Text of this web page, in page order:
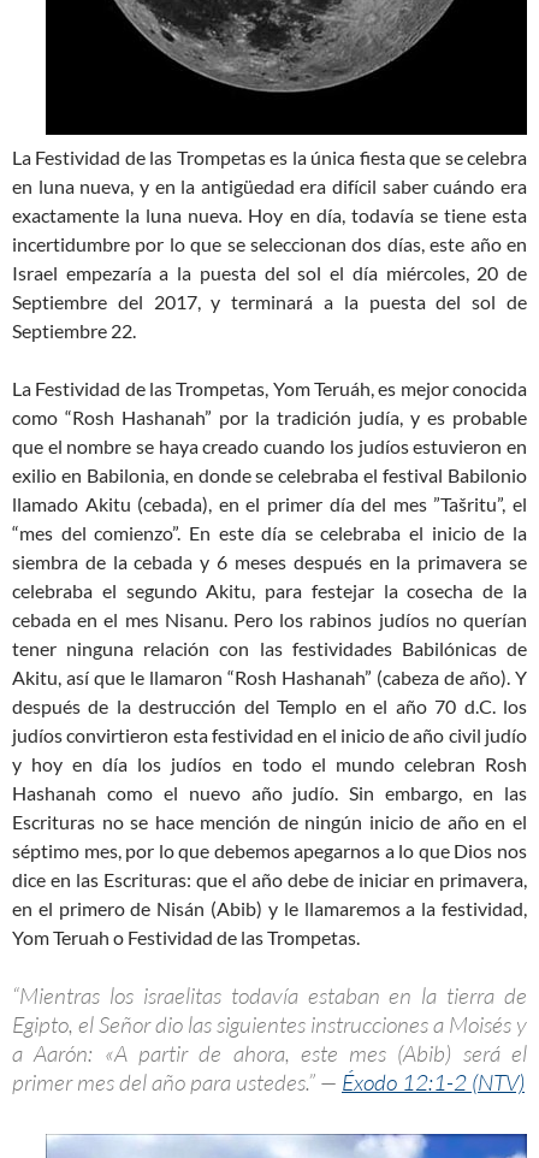
La Festividad de las Trompetas es la única fiesta que se celebra
en luna nueva, y en la antigüedad era difícil saber cuándo era
exactamente la luna nueva. Hoy en día, todavía se tiene esta
incertidumbre por lo que se seleccionan dos días, este año en
Israel empezaría a la puesta del sol el día miércoles, 20 de
Septiembre del 2017, y terminará a la puesta del sol de
Septiembre 22.
La Festividad de las Trompetas, Yom Teruáh, es mejor conocida
como “Rosh Hashanah” por la tradición judía, y es probable
que el nombre se haya creado cuando los judíos estuvieron en
exilio en Babilonia, en donde se celebraba el festival Babilonio
llamado Akitu (cebada), en el primer día del mes ”Tašritu”, el
“mes del comienzo”. En este día se celebraba el inicio de la
siembra de la cebada y 6 meses después en la primavera se
celebraba el segundo Akitu, para festejar la cosecha de la
cebada en el mes Nisanu. Pero los rabinos judíos no querían
tener ninguna relación con las festividades Babilónicas de
Akitu, así que le llamaron “Rosh Hashanah” (cabeza de año). Y
después de la destrucción del Templo en el año 70 d.C. los
judíos convirtieron esta festividad en el inicio de año civil judío
y hoy en día los judíos en todo el mundo celebran Rosh
Hashanah como el nuevo año judío. Sin embargo, en las
Escrituras no se hace mención de ningún inicio de año en el
séptimo mes, por lo que debemos apegarnos a lo que Dios nos
dice en las Escrituras: que el año debe de iniciar en primavera,
en el primero de Nisán (Abib) y le llamaremos a la festividad,
Yom Teruah o Festividad de las Trompetas.
“Mientras los israelitas todavía estaban en la tierra de
Egipto, el Señor dio las siguientes instrucciones a Moisés y
a Aarón: «A partir de ahora, este mes (Abib) será el
primer mes del año para ustedes.” — Éxodo 12:1-2 (NTV)